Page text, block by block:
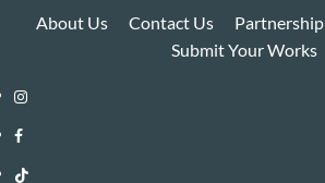
About Us Contact Us Partnership
Submit Your Works
Instagram
i-
WIN
Facebook
i-
TikTok